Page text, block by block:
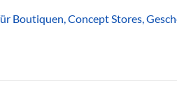
Boutiquen, Concept Stores,